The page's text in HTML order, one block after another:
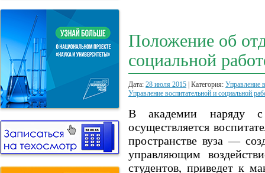
Положение об
социальной
Дата: 28 июля 2015 | Категория: Управление
Управление воспитательной и социальной
В академии наряду с
осуществляется
пространстве вуза —
управляющим
студентов, приведет к